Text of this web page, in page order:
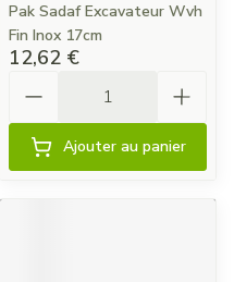
Pak Sadaf Excavateur Wvh
Fin Inox 17cm
12,62 €
Ajouter au panier